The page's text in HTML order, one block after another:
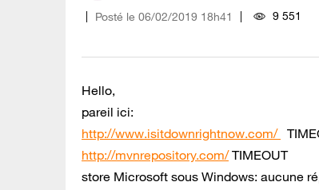
Posté le ‎06/02/2019 18h41 9 551
Hello,
pareil ici:
http://www.isitdownrightnow.com/
http://mvnrepository.com/TIMEOUT
store Microsoft sous Windows: aucune